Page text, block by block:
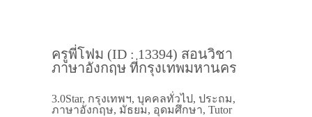
ครูพี่โฟม (ID : 13394) สอนวิชา
ภาษาอังกฤษ ที่กรุงเทพมหานคร
3.0Star, กรุงเทพฯ, บุคคลทั่วไป, ประถม,
ภาษาอังกฤษ, มัธยม, อุดมศึกษา, Tutor